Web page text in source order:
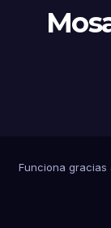
Funciona gracias